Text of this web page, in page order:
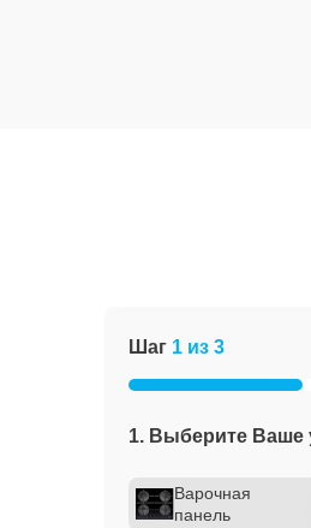
Шаг 1 из 3
1. Выберите Ваше
Варочная
панель